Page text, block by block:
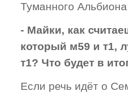
Туманного
- Майки, как
который м59 и т1,
т1? Что будет в
Если речь идёт о